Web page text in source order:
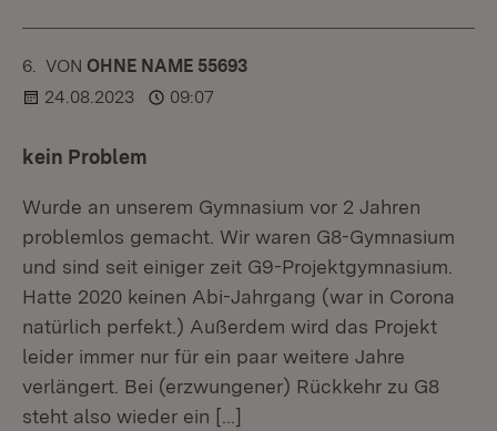
6. KOMMENTAR
VON :OHNE NAME 55693
24.08.2023
09:07
kein Problem
Wurde an unserem Gymnasium vor 2 Jahren
problemlos gemacht. Wir waren G8-Gymnasium
und sind seit einiger zeit G9-Projektgymnasium.
Hatte 2020 keinen Abi-Jahrgang (war in Corona
natürlich perfekt.) Außerdem wird das Projekt
leider immer nur für ein paar weitere Jahre
verlängert. Bei (erzwungener) Rückkehr zu G8
steht also wieder ein […]